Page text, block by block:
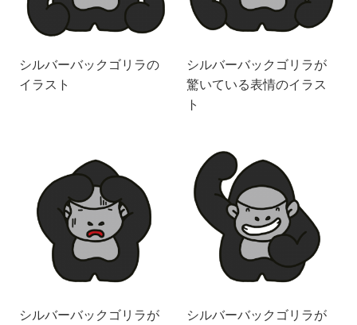
シルバーバックゴリラの
イラスト
シルバーバックゴリラが
驚いている表情のイラス
ト
シルバーバックゴリラが
シルバーバックゴリラが